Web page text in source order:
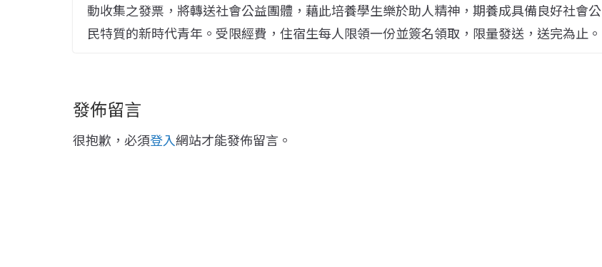
動收集之發票，將轉送社會公益團體，藉此培養學生樂於助人精神，期養成具備良好社會公
民特質的新時代青年。受限經費，住宿生每人限領一份並簽名領取，限量發送，送完為止。
發佈留言
很抱歉，必須登入網站才能發佈留言。